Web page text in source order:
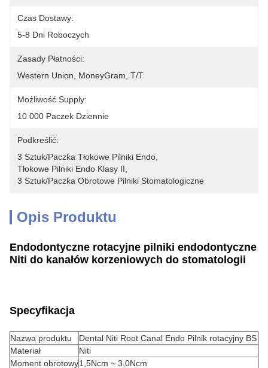
Czas Dostawy:
5-8 Dni Roboczych
Zasady Płatności:
Western Union, MoneyGram, T/T
Możliwość Supply:
10 000 Paczek Dziennie
Podkreślić:
3 Sztuk/paczka Tłokowe Pilniki Endo
Tłokowe Pilniki Endo Klasy II
3 Sztuk/paczka Obrotowe Pilniki Stomatologiczne
Opis Produktu
Endodontyczne rotacyjne pilniki endodontyczne
Niti do kanałów korzeniowych do stomatologii
Specyfikacja
Nazwa produktu
Dental Niti Root Canal Endo Pilnik rotacyjny BS
Materiał
Niti
Moment obrotowy1,5Ncm ~ 3,0Ncm